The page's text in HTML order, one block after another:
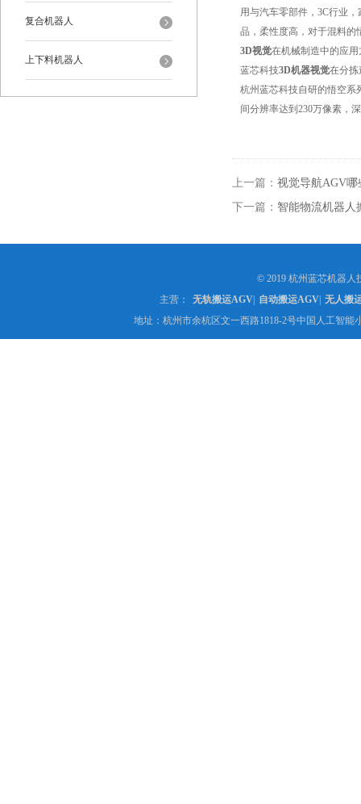
复合机器人
上下料机器人
用与汽车零部件，3C行业
品，柔性度高，对于混料的
3D视觉在机械制造中的应
蓝芯科技3D机器视觉在分拣
杭州蓝芯科技自研的悟空系
间分辨率达到230万像素，
上一篇： 视觉导航AGV
下一篇： 智能物流机器人
© 2019 杭州蓝芯机器人
主营：
无轨搬运AGV 自动搬运AGV 无人搬
地址：杭州市余杭区文一西路1818-2号中国人工智能